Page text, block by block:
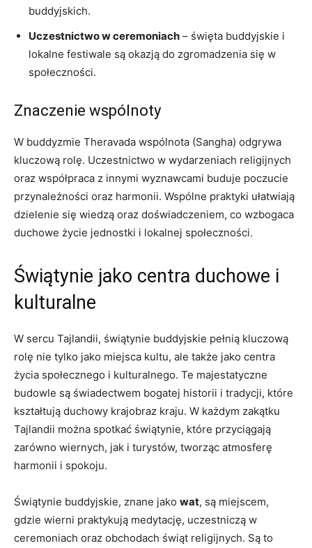
buddyjskich.
Uczestnictwo w ceremoniach – ⁢święta buddyjskie i
lokalne festiwale są okazją do zgromadzenia ​się w
społeczności.
Znaczenie wspólnoty
W buddyzmie Theravada‌ wspólnota (Sangha) odgrywa⁣
kluczową rolę. Uczestnictwo w wydarzeniach ‍religijnych
oraz współpraca z innymi wyznawcami buduje⁣ poczucie
‍przynależności‌ oraz harmonii. Wspólne praktyki‌ ułatwiają
⁢dzielenie się wiedzą oraz ​doświadczeniem, co wzbogaca
duchowe ​życie jednostki i ⁢lokalnej społeczności.
Świątynie jako centra duchowe ⁣i
kulturalne
W sercu Tajlandii, ‍świątynie buddyjskie⁢ pełnią​ kluczową
rolę ‌nie tylko jako miejsca kultu, ale także⁣ jako​ centra
życia społecznego i kulturalnego. ⁣Te⁣ majestatyczne
budowle są świadectwem⁢ bogatej historii i tradycji, które
kształtują⁤ duchowy krajobraz kraju. W każdym zakątku
Tajlandii ​można spotkać‌ świątynie, które ‌przyciągają
zarówno wiernych, jak i turystów, tworząc atmosferę
harmonii i spokoju.
Świątynie buddyjskie, znane jako​ wat, są miejscem,
‍gdzie wierni praktykują medytację, uczestniczą w
ceremoniach‌ oraz obchodach świąt religijnych. Są to